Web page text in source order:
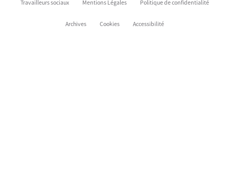
Travailleurs sociaux Mentions Légales Politique de confidentialité
Archives Cookies Accessibilité